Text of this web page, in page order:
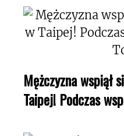
Mężczyzna wspiął
Taipej! Podczas